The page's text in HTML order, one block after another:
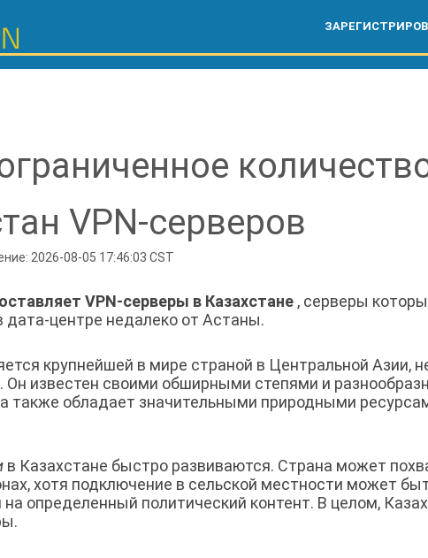
VPN-серверов
2026-08-05 17:46:03 CST
VPN-серверы в Казахстане , серверы
центре недалеко от Астаны.
крупнейшей в мире страной в Центральной Азии,
Он известен своими обширными степями и
также обладает значительными природными
в Казахстане быстро развиваются. Страна может
хотя подключение в сельской местности может
на определенный политический контент. В целом,